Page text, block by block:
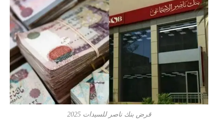
قرض بنك ناصر للسيدات 2025